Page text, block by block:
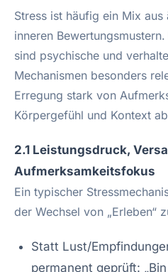
Stress ist häufig ein Mix aus
inneren
sind psychische und
Mechanismen besonders
Erregung stark von
Körpergefühl und Kontext
2.1 Leistungsdruck,
Aufmerksamkeitsfokus
Ein typischer
der Wechsel von „Erleben“
Statt Lust/
permanent geprüft: